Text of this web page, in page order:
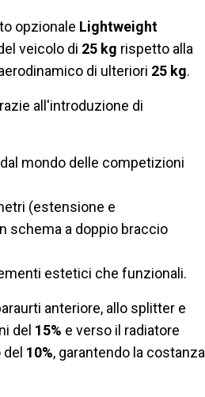
opzionale Lightweight
veicolo di 25 kg rispetto alla
di ulteriori 25 kg.
all'introduzione di
mondo delle competizioni
(estensione e
schema a doppio braccio
estetici che funzionali.
anteriore, allo splitter e
del 15% e verso il radiatore
del 10%, garantendo la costanza